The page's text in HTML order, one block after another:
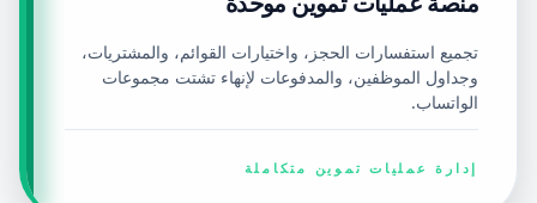
تجميع استفسارات الحجز، واختيارات القوائم، والمشتريات،
وجداول الموظفين، والمدفوعات لإنهاء تشتت مجموعات
الواتساب.
إدارة عمليات تموين متكاملة